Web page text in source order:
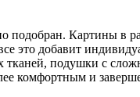
подобран. Картины в
это добавит
тканей, подушки с
комфортным и